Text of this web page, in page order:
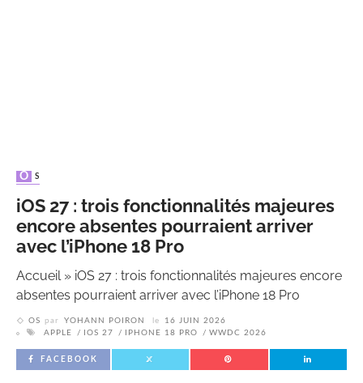
OS
iOS 27 : trois fonctionnalités majeures
encore absentes pourraient arriver
avec l’iPhone 18 Pro
Accueil» iOS 27 : trois fonctionnalités majeures encore
absentes pourraient arriver avec l’iPhone 18 Pro
OS par YOHANN POIRON le
16 JUIN 2026
APPLE
IOS 27 IPHONE 18 PRO WWDC 2026
FACEBOOK